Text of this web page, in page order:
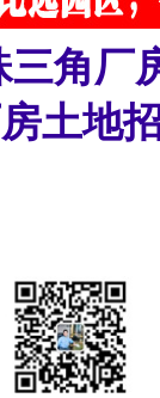
三角厂
土地